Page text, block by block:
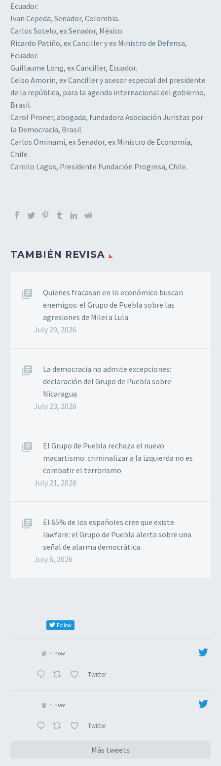
Ecuador.
Ivan Cepeda, Senador, Colombia.
Carlos Sotelo, ex Senador, México.
Ricardo Patiño, ex Canciller y ex Ministro de Defensa,
Ecuador.
Guillaume Long, ex Canciller, Ecuador.
Celso Amorin, ex Canciller y asesor especial del presidente
de la república, para la agenda internacional del gobierno,
Brasil.
Carol Proner, abogada, fundadora Asociación Juristas por
la Democracia, Brasil.
Carlos Ominami, ex Senador, ex Ministro de Economía,
Chile .
Camilo Lagos, Presidente Fundación Progresa, Chile.
TAMBIÉN REVISA
Quienes fracasan en lo económico buscan
enemigos: el Grupo de Puebla sobre las
agresiones de Milei a Lula
July 29, 2026
La democracia no admite excepciones:
declaración del Grupo de Puebla sobre
Nicaragua
July 23, 2026
El Grupo de Puebla rechaza el nuevo
macartismo: criminalizar a la izquierda no es
combatir el terrorismo
July 21, 2026
El 65% de los españoles cree que existe
lawfare: el Grupo de Puebla alerta sobre una
señal de alarma democrática
July 6, 2026
Follow
@ · now
Twitter
@ · now
Twitter
Más tweets